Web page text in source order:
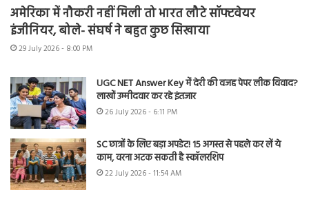
अमेरिका में नौकरी नहीं मिली तो भारत लौटे सॉफ्टवेयर
इंजीनियर, बोले- संघर्ष ने बहुत कुछ सिखाया
29 July 2026 - 8:00 PM
UGC NET Answer Key में देरी की वजह पेपर लीक विवाद?
लाखों उम्मीदवार कर रहे इंतजार
26 July 2026 - 6:11 PM
SC छात्रों के लिए बड़ा अपडेट! 15 अगस्त से पहले कर लें ये
काम, वरना अटक सकती है स्कॉलरशिप
22 July 2026 - 11:54 AM